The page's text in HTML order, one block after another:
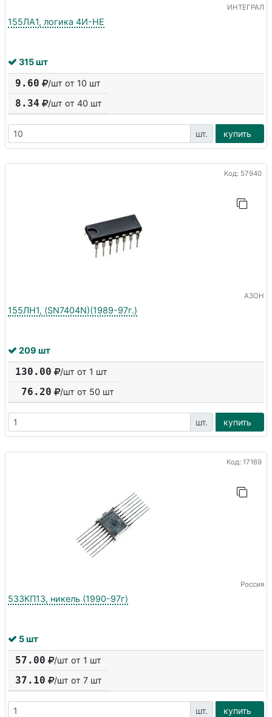
ИНТЕГРАЛ
155ЛА1, логика 4И-НЕ
315 шт
9.60 /шт от 10 шт
8.34 /шт от 40 шт
шт. купить
Код: 57940
АЗОН
155ЛН1, (SN7404N)(1989-97г.)
209 шт
130.00 /шт от 1 шт
76.20 /шт от 50 шт
шт. купить
Код: 17169
Россия
533КП13, никель (1990-97г)
5 шт
57.00 /шт от 1 шт
37.10 /шт от 7 шт
шт. купить